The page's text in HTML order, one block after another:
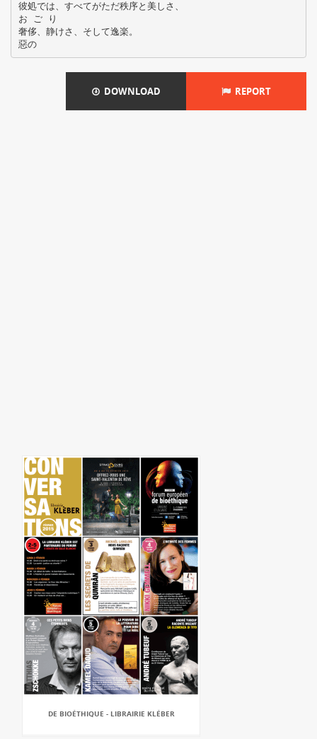
彼処では、すべてがただ秩序と美しさ、
お ご り
奢侈、静けさ、そして逸楽。
惡の
DOWNLOAD REPORT
DE BIOÉTHIQUE - LIBRAIRIE KLÉBER